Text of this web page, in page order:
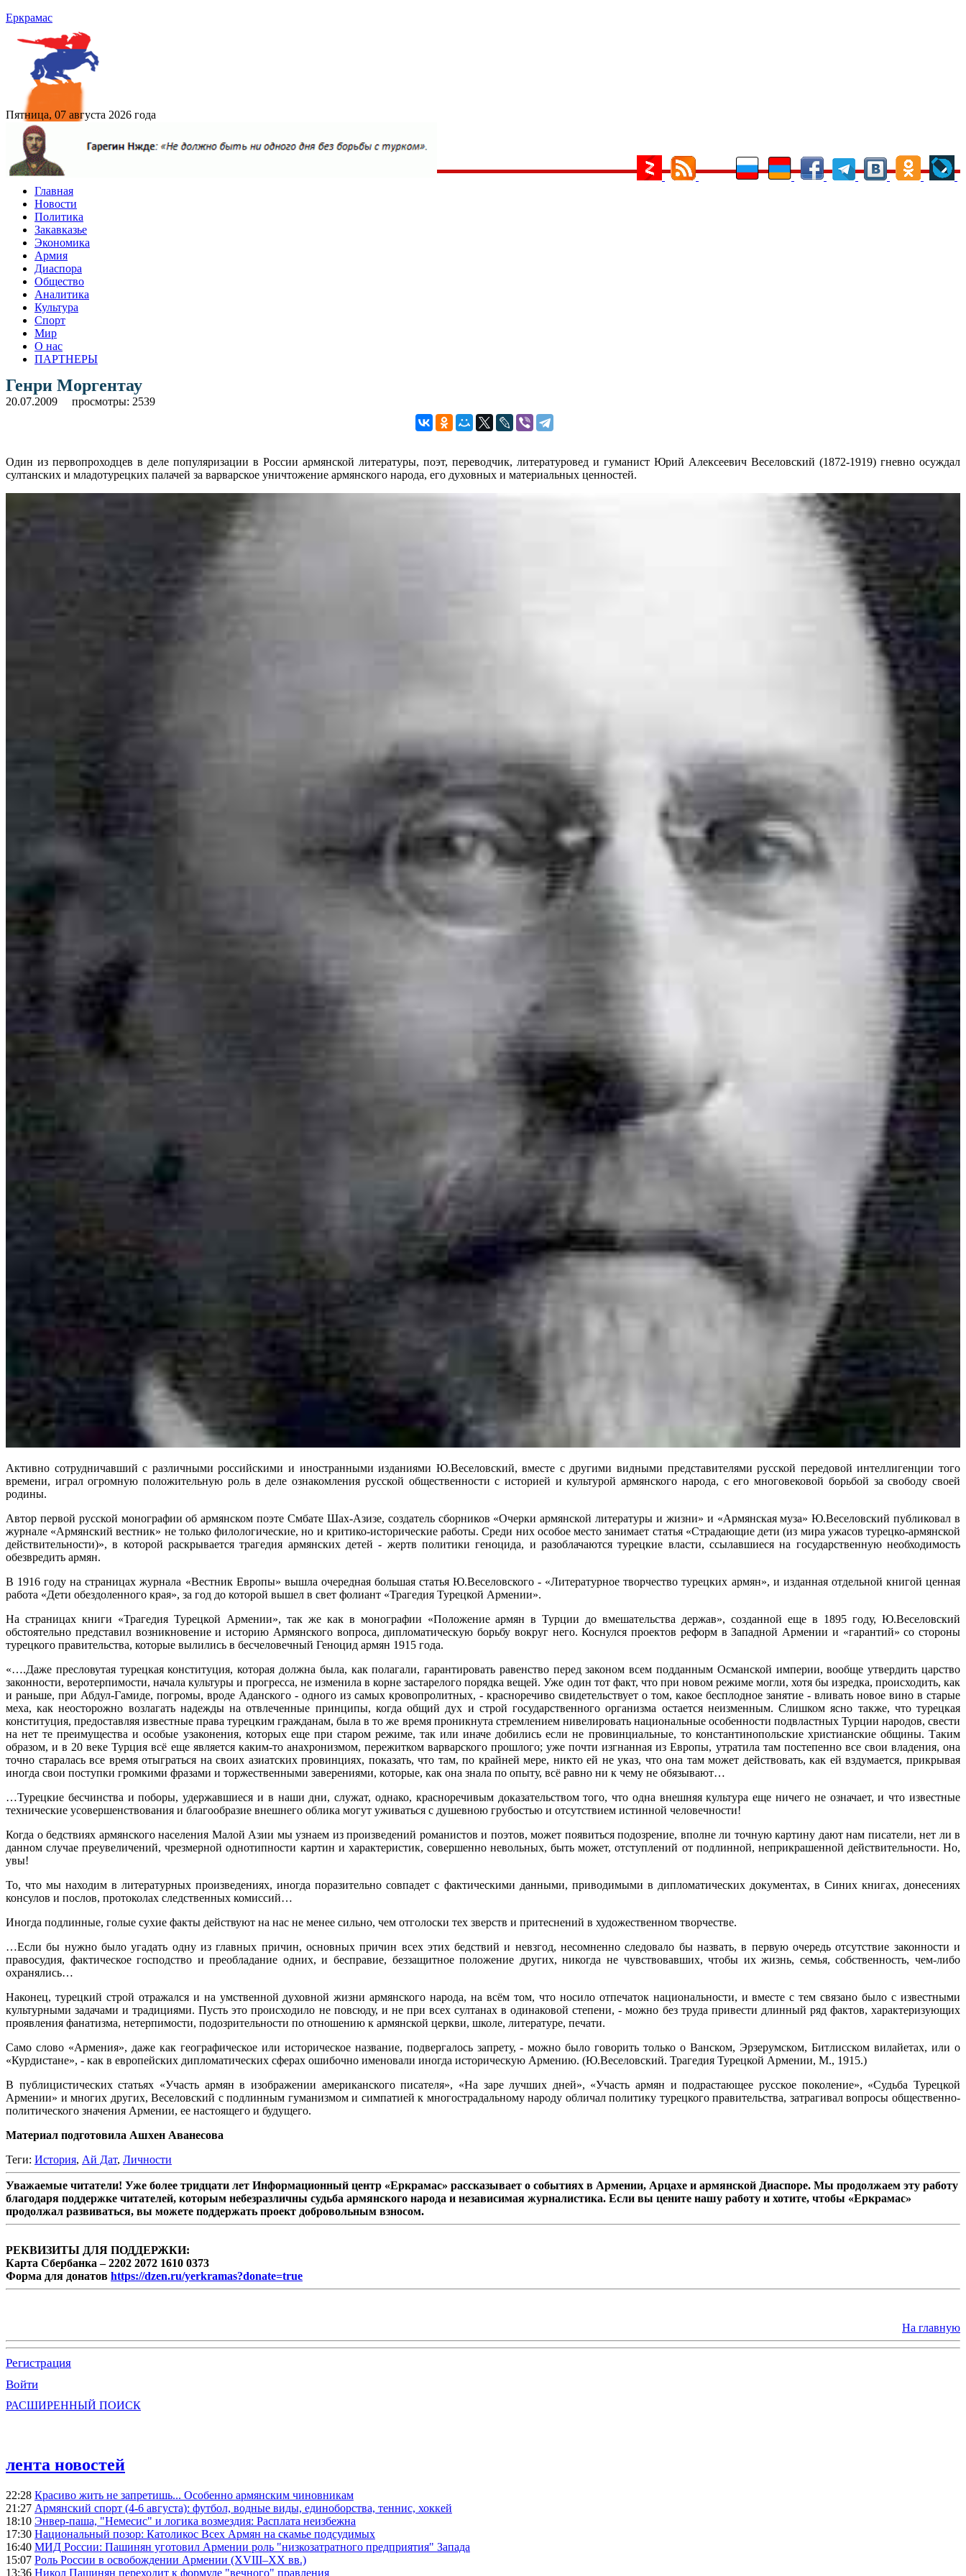
Еркрамас
Пятница, 07 августа 2026 года
Главная
Новости
Политика
Закавказье
Экономика
Армия
Диаспора
Общество
Аналитика
Культура
Спорт
Мир
О нас
ПАРТНЕРЫ
Генри Моргентау
20.07.2009 просмотры: 2539
Один из первопроходцев в деле популяризации в России армянской литературы, поэт, переводчик, литературовед и гуманист Юрий Алексеевич Веселовский (1872-1919) гневно осуждал
султанских и младотурецких палачей за варварское уничтожение армянского народа, его духовных и материальных ценностей.
Активно сотрудничавший с различными российскими и иностранными изданиями Ю.Веселовский, вместе с другими видными представителями русской передовой интеллигенции того
времени, играл огромную положительную роль в деле ознакомления русской общественности с историей и культурой армянского народа, с его многовековой борьбой за свободу своей
родины.
Автор первой русской монографии об армянском поэте Смбате Шах-Азизе, создатель сборников «Очерки армянской литературы и жизни» и «Армянская муза» Ю.Веселовский публиковал в
журнале «Армянский вестник» не только филологические, но и критико-исторические работы. Среди них особое место занимает статья «Страдающие дети (из мира ужасов турецко-армянской
действительности)», в которой раскрывается трагедия армянских детей - жертв политики геноцида, и разоблачаются турецкие власти, ссылавшиеся на государственную необходимость
обезвредить армян.
В 1916 году на страницах журнала «Вестник Европы» вышла очередная большая статья Ю.Веселовского - «Литературное творчество турецких армян», и изданная отдельной книгой ценная
работа «Дети обездоленного края», за год до которой вышел в свет фолиант «Трагедия Турецкой Армении».
На страницах книги «Трагедия Турецкой Армении», так же как в монографии «Положение армян в Турции до вмешательства держав», созданной еще в 1895 году, Ю.Веселовский
обстоятельно представил возникновение и историю Армянского вопроса, дипломатическую борьбу вокруг него. Коснулся проектов реформ в Западной Армении и «гарантий» со стороны
турецкого правительства, которые вылились в бесчеловечный Геноцид армян 1915 года.
«….Даже пресловутая турецкая конституция, которая должна была, как полагали, гарантировать равенство перед законом всем подданным Османской империи, вообще утвердить царство
законности, веротерпимости, начала культуры и прогресса, не изменила в корне застарелого порядка вещей. Уже один тот факт, что при новом режиме могли, хотя бы изредка, происходить, как
и раньше, при Абдул-Гамиде, погромы, вроде Аданского - одного из самых кровопролитных, - красноречиво свидетельствует о том, какое бесплодное занятие - вливать новое вино в старые
меха, как неосторожно возлагать надежды на отвлеченные принципы, когда общий дух и строй государственного организма остается неизменным. Слишком ясно также, что турецкая
конституция, предоставляя известные права турецким гражданам, была в то же время проникнута стремлением нивелировать национальные особенности подвластных Турции народов, свести
на нет те преимущества и особые узаконения, которых еще при старом режиме, так или иначе добились если не провинциальные, то константинопольские христианские общины. Таким
образом, и в 20 веке Турция всё еще является каким-то анахронизмом, пережитком варварского прошлого; уже почти изгнанная из Европы, утратила там постепенно все свои владения, она
точно старалась все время отыграться на своих азиатских провинциях, показать, что там, по крайней мере, никто ей не указ, что она там может действовать, как ей вздумается, прикрывая
иногда свои поступки громкими фразами и торжественными заверениями, которые, как она знала по опыту, всё равно ни к чему не обязывают…
…Турецкие бесчинства и поборы, удержавшиеся и в наши дни, служат, однако, красноречивым доказательством того, что одна внешняя культура еще ничего не означает, и что известные
технические усовершенствования и благообразие внешнего облика могут уживаться с душевною грубостью и отсутствием истинной человечности!
Когда о бедствиях армянского населения Малой Азии мы узнаем из произведений романистов и поэтов, может появиться подозрение, вполне ли точную картину дают нам писатели, нет ли в
данном случае преувеличений, чрезмерной однотипности картин и характеристик, совершенно невольных, быть может, отступлений от подлинной, неприкрашенной действительности. Но,
увы!
То, что мы находим в литературных произведениях, иногда поразительно совпадет с фактическими данными, приводимыми в дипломатических документах, в Синих книгах, донесениях
консулов и послов, протоколах следственных комиссий…
Иногда подлинные, голые сухие факты действуют на нас не менее сильно, чем отголоски тех зверств и притеснений в художественном творчестве.
…Если бы нужно было угадать одну из главных причин, основных причин всех этих бедствий и невзгод, несомненно следовало бы назвать, в первую очередь отсутствие законности и
правосудия, фактическое господство и преобладание одних, и бесправие, беззащитное положение других, никогда не чувствовавших, чтобы их жизнь, семья, собственность, чем-либо
охранялись…
Наконец, турецкий строй отражался и на умственной духовной жизни армянского народа, на всём том, что носило отпечаток национальности, и вместе с тем связано было с известными
культурными задачами и традициями. Пусть это происходило не повсюду, и не при всех султанах в одинаковой степени, - можно без труда привести длинный ряд фактов, характеризующих
проявления фанатизма, нетерпимости, подозрительности по отношению к армянской церкви, школе, литературе, печати.
Само слово «Армения», даже как географическое или историческое название, подвергалось запрету, - можно было говорить только о Ванском, Эрзерумском, Битлисском вилайетах, или о
«Курдистане», - как в европейских дипломатических сферах ошибочно именовали иногда историческую Армению. (Ю.Веселовский. Трагедия Турецкой Армении, М., 1915.)
В публицистических статьях «Участь армян в изображении американского писателя», «На заре лучших дней», «Участь армян и подрастающее русское поколение», «Судьба Турецкой
Армении» и многих других, Веселовский с подлинным гуманизмом и симпатией к многострадальному народу обличал политику турецкого правительства, затрагивал вопросы общественно-
политического значения Армении, ее настоящего и будущего.
Материал подготовила Ашхен Аванесова
Теги: История, Ай Дат, Личности
Уважаемые читатели! Уже более тридцати лет Информационный центр «Еркрамас» рассказывает о событиях в Армении, Арцахе и армянской Диаспоре. Мы продолжаем эту работу
благодаря поддержке читателей, которым небезразличны судьба армянского народа и независимая журналистика. Если вы цените нашу работу и хотите, чтобы «Еркрамас»
продолжал развиваться, вы можете поддержать проект добровольным взносом.
РЕКВИЗИТЫ ДЛЯ ПОДДЕРЖКИ:
Карта Сбербанка – 2202 2072 1610 0373
Форма для донатов https://dzen.ru/yerkramas?donate=true
На главную
Регистрация
Войти
РАСШИРЕННЫЙ ПОИСК
лента новостей
22:28 Красиво жить не запретишь... Особенно армянским чиновникам
21:27 Армянский спорт (4-6 августа): футбол, водные виды, единоборства, теннис, хоккей
18:10 Энвер-паша, "Немесис" и логика возмездия: Расплата неизбежна
17:30 Национальный позор: Католикос Всех Армян на скамье подсудимых
16:40 МИД России: Пашинян уготовил Армении роль "низкозатратного предприятия" Запада
15:07 Роль России в освобождении Армении (XVIII–XX вв.)
13:36 Никол Пашинян переходит к формуле "вечного" правления